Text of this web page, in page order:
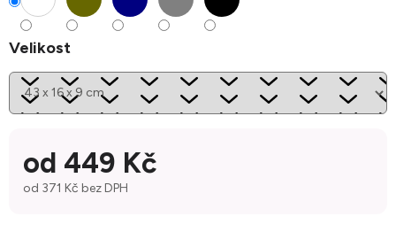
Velikost
od 449 Kč
od 371 Kč bez DPH